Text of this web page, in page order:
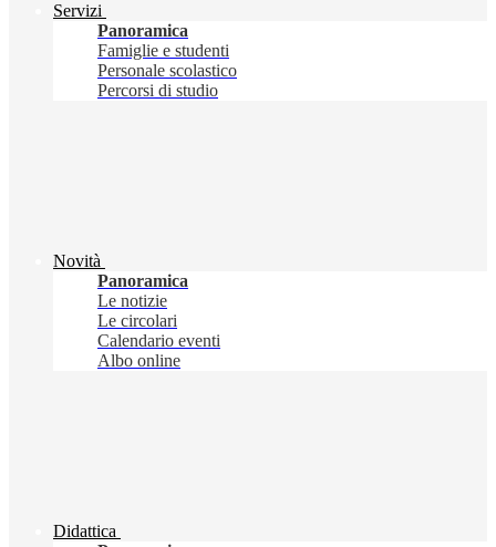
Servizi
Panoramica
Famiglie e studenti
Personale scolastico
Percorsi di studio
Novità
Panoramica
Le notizie
Le circolari
Calendario eventi
Albo online
Didattica